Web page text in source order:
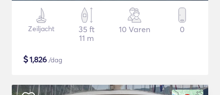
Zeiljacht
35 ft
11 m
10 Varen 0
$1,826 /dag